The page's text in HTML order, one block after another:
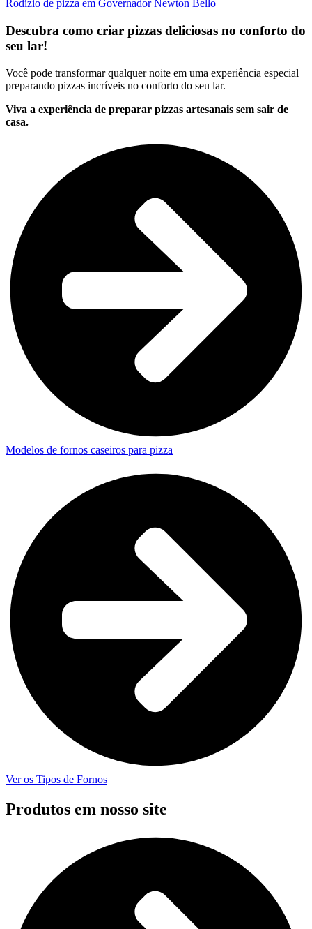
Rodízio de pizza em Governador Newton Bello
Descubra como criar pizzas deliciosas no conforto do
seu lar!
Você pode transformar qualquer noite em uma experiência especial
preparando pizzas incríveis no conforto do seu lar.
Viva a experiência de preparar pizzas artesanais sem sair de
casa.
Modelos de fornos caseiros para pizza
Ver os Tipos de Fornos
Produtos em nosso site